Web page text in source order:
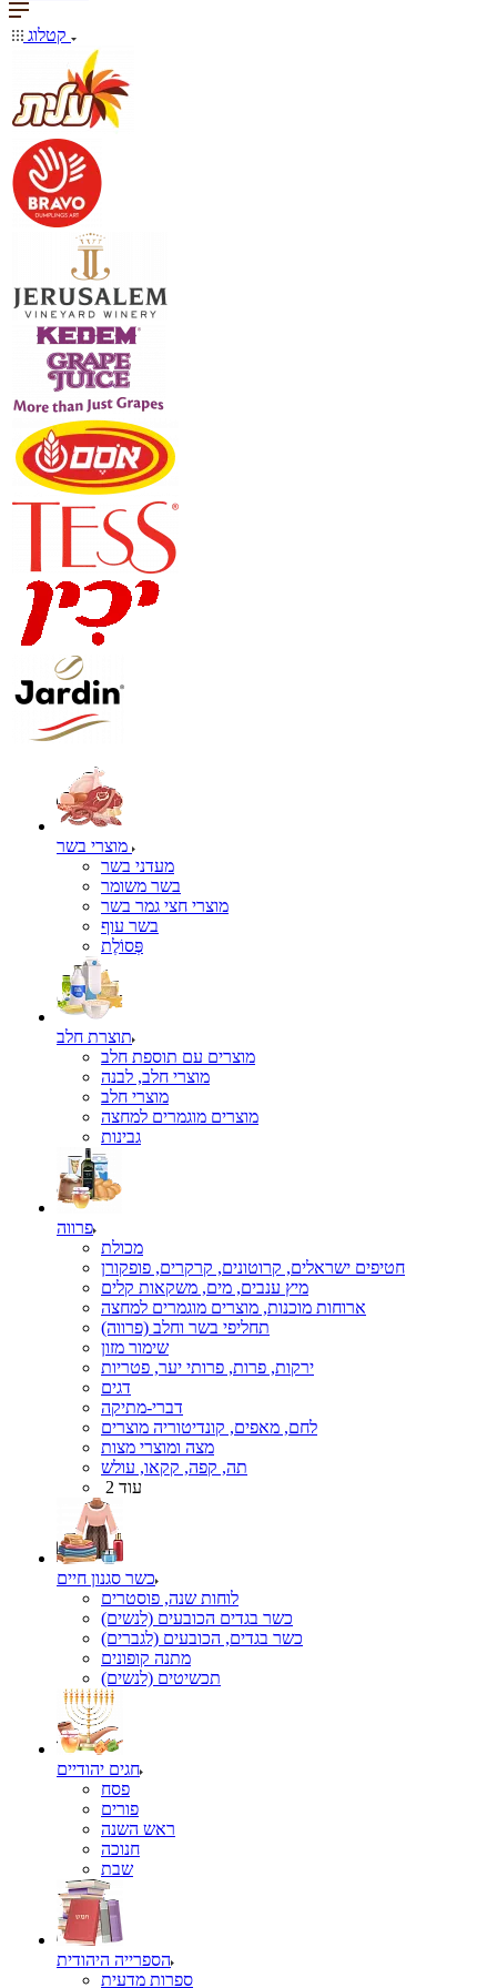
מעדני בשר
בשר משומר
מוצרי חצי גמר בשר
בשר עוף
פְּסוֹלֶת
תוצרת חלב
מוצרים עם תוספת חלב
מוצרי חלב, לבנה
מוצרי חלב
מוצרים מוגמרים למחצה
גבינות
פרווה
מכולת
חטיפים ישראלים, קרוטונים, קרקרים, פופקורן
מיץ ענבים, מים, משקאות קלים
ארוחות מוכנות, מוצרים מוגמרים למחצה
תחליפי בשר וחלב (פרווה)
שימור מזון
ירקות, פרות, פרותי יער, פטריות
דגים
דברי-מתיקה
לחם, מאפים, קונדיטוריה מוצרים
מצה ומוצרי מצות
תה, קפה, קקאו, עולש
עוד 2
כשר סגנון חיים
לוחות שנה, פוסטרים
כשר בגדים הכובעים (לנשים)
כשר בגדים, הכובעים (לגברים)
מתנה קופונים
תכשיטים (לנשים)
חגים יהודיים
פסח
פורים
ראש השנה
חנוכה
שבת
הספרייה היהודית
ספרות מדעית